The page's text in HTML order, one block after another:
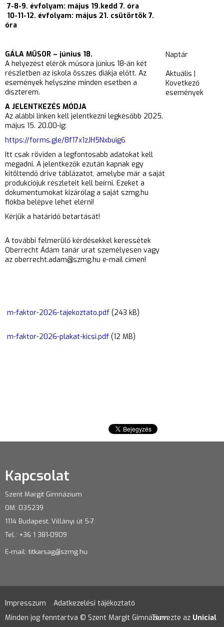
7-8-9. évfolyam: május 19.kedd 7. óra
10-11-12. évfolyam: május 21. csütörtök 7.
óra
GÁLA MŰSOR – június 18.
A helyezést elérők műsora június 18-án két
részletben az iskola összes diákja előtt. Az
események helyszíne minden esetben a
díszterem.
A JELENTKEZÉS MÓDJA
Az alábbi linken kell jelentkezni legkésőbb 2025.
május 15. 20.00-ig:
https://forms.gle/8f17x1zJH5Nxbuig6
Itt csak röviden a legfontosabb adatokat kell
megadni. A jelentkezők ezután kapnak egy
kitöltendő drive táblázatot, amelybe már a saját
produkciójuk részleteit kell beírni. Ezeket a
dokumentumokat kizárólag a saját szmg.hu
fiókba belépve lehet elérni!
Kérjük a határidő betartását!
A további felmerülő kérdésekkel keressétek
Oberrecht Ádám tanár urat személyesen vagy
az oberrecht.adam@szmg.hu e-mail címen!
m-faktor-2026-tajekoztato.pdf (243 kB)
m-faktor-2026-plakat-kicsi.pdf (12 MB)
Naptár
Aktuális |
Kovetkező
események
Kapcsolat
Szent Margit Gimnázium
OM: 035239
1114 Budapest, Villányi út 5-7.
Tel.: +36 1 381-0909
E-mail: titkarsag@szmg.hu
Impresszum
Adatkezelési tájékoztató
Minden jog fenntartva © Szent Margit GimnáziumTervezte az Unicial